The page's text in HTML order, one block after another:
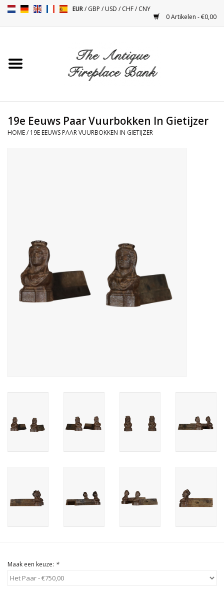
EUR/GBP /USD /CHF/CNY
0 Artikelen - €0,00
Toebehoren
Decoratieve Outdoor
Objecten
Vloeren - Steen, Terra Cotta
& Marmer
19e Eeuws Paar Vuurbokken In Gietijzer
HOME/ 19E EEUWS PAAR VUURBOKKEN IN GIETIJZER
Maak een keuze: *